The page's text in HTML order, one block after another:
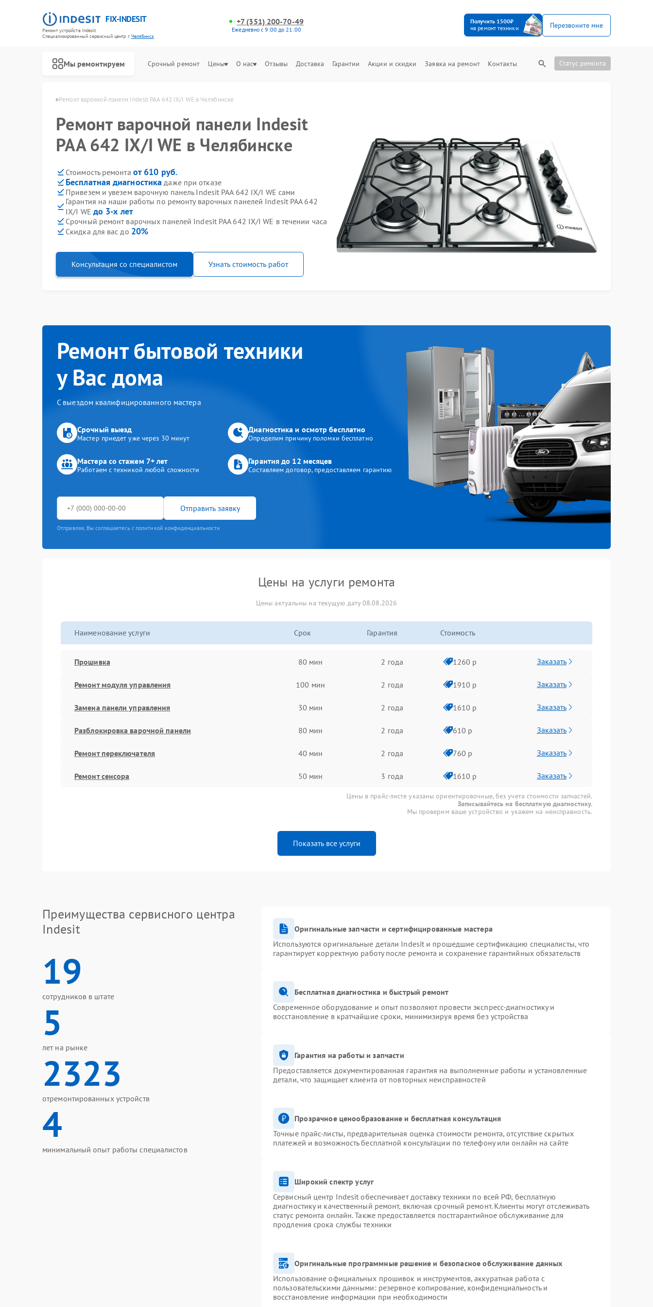
FIX-INDESIT
Ремонт устройств Indesit
Специализированный cервисный центр г.Челябинск
+7 (351) 200-70-49
Ежедневно с 9:00 до 21:00
Получить 1500₽
на ремонт техники
Перезвоните мне
Мы ремонтируем Срочный ремонт Цены О нас Отзывы Доставка Гарантии Акции и скидки Заявка на ремонт Контакты Статус ремонта
в Челябинске Ремонт варочной панели Indesit PAA 642 IX/I WE в Челябинске
Ремонт варочной панели Indesit
PAA 642 IX/I WE в Челябинске
Стоимость ремонта от 610 руб.
Бесплатная диагностика даже при отказе
Привезем и увезем варочную панель Indesit PAA 642 IX/I WE сами
Гарантия на наши работы по ремонту варочных панелей Indesit PAA 642
IX/I WE до 3-х лет
Срочный ремонт варочных панелей Indesit PAA 642 IX/I WE в течении часа
Скидка для вас до 20%
Консультация со специалистом Узнать стоимость работ
Ремонт бытовой техники
у Вас дома
С выездом квалифицированного мастера
Срочный выезд
Мастер приедет уже через 30 минут
Диагностика и осмотр бесплатно
Определим причину поломки бесплатно
Мастера со стажем 7+ лет
Работаем с техникой любой сложности
Гарантия до 12 месяцев
Составляем договор, предоставляем гарантию
Отправить заявку
Отправляя, Вы соглашаетесь с политикой конфиденциальности
Цены на услуги ремонта
Цены актуальны на текущую дату 08.08.2026
Наименование услуги Срок Гарантия Стоимость
Прошивка 80 мин 2 года 1260 р Заказать
Ремонт модуля управления 100 мин 2 года 1910 р Заказать
Замена панели управления 30 мин 2 года 1610 р Заказать
Разблокировка варочной панели 80 мин 2 года 610 р Заказать
Ремонт переключателя 40 мин 2 года 760 р Заказать
Ремонт сенсора 50 мин 3 года 1610 р Заказать
Цены в прайс-листе указаны ориентировочные, без учета стоимости запчастей.
Записывайтесь на бесплатную диагностику.
Мы проверим ваше устройство и укажем на неисправность.
Показать все услуги
Преимущества сервисного центра
Indesit
19
сотрудников в штате
5
лет на рынке
2323
отремонтированных устройств
4
минимальный опыт работы специалистов
Оригинальные запчасти и сертифицированные мастера
Используются оригинальные детали Indesit и прошедшие сертификацию специалисты, что
гарантирует корректную работу после ремонта и сохранение гарантийных обязательств
Бесплатная диагностика и быстрый ремонт
Современное оборудование и опыт позволяют провести экспресс-диагностику и
восстановление в кратчайшие сроки, минимизируя время без устройства
Гарантия на работы и запчасти
Предоставляется документированная гарантия на выполненные работы и установленные
детали, что защищает клиента от повторных неисправностей
Прозрачное ценообразование и бесплатная консультация
Точные прайс-листы, предварительная оценка стоимости ремонта, отсутствие скрытых
платежей и возможность бесплатной консультации по телефону или онлайн на сайте
Широкий спектр услуг
Сервисный центр Indesit обеспечивает доставку техники по всей РФ, бесплатную
диагностику и качественный ремонт, включая срочный ремонт. Клиенты могут отслеживать
статус ремонта онлайн. Также предоставляется постгарантийное обслуживание для
продления срока службы техники
Оригинальные программные решение и безопасное обслуживание данных
Использование официальных прошивок и инструментов, аккуратная работа с
пользовательскими данными: резервное копирование, конфиденциальность и
восстановление информации при необходимости